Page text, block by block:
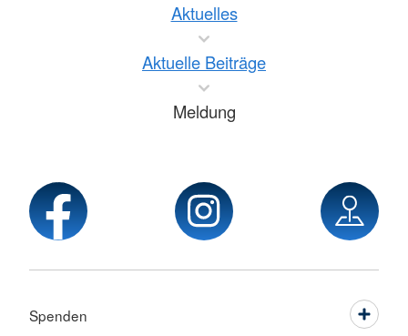
Aktuelles
Aktuelle Beiträge
Meldung
Spenden